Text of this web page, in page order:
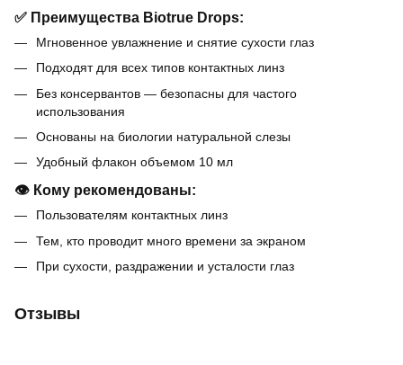
✅ Преимущества Biotrue Drops:
Мгновенное увлажнение и снятие сухости глаз
Подходят для всех типов контактных линз
Без консервантов — безопасны для частого
использования
Основаны на биологии натуральной слезы
Удобный флакон объемом 10 мл
👁️ Кому рекомендованы:
Пользователям контактных линз
Тем, кто проводит много времени за экраном
При сухости, раздражении и усталости глаз
Отзывы